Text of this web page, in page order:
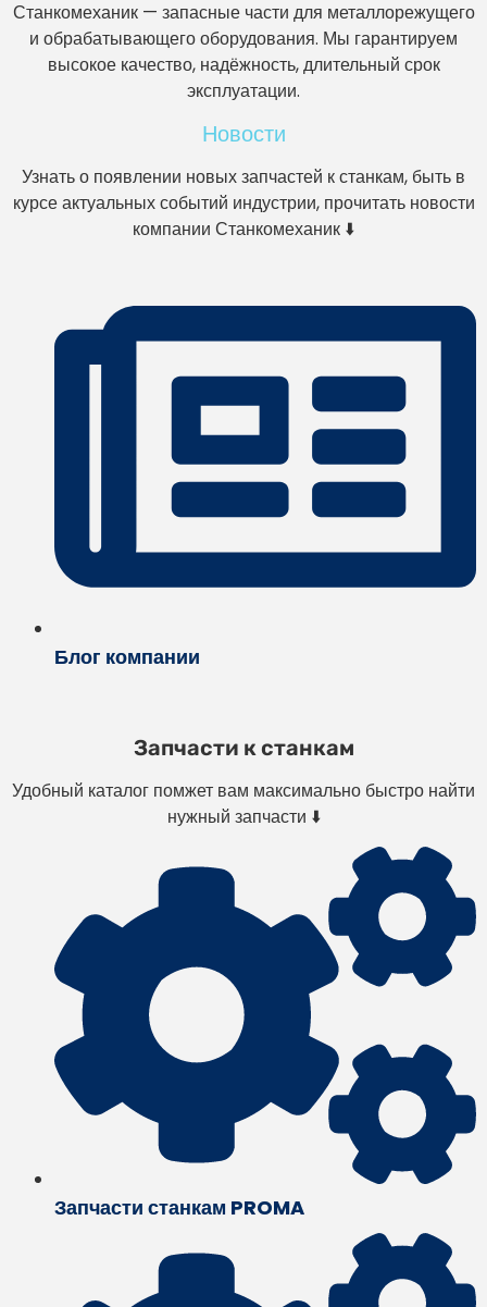
Станкомеханик — запасные части для металлорежущего
и обрабатывающего оборудования. Мы гарантируем
высокое качество, надёжность, длительный срок
эксплуатации.
Новости
Узнать о появлении новых запчастей к станкам, быть в
курсе актуальных событий индустрии, прочитать новости
компании Станкомеханик ⬇️
Блог компании
Запчасти к станкам
Удобный каталог помжет вам максимально быстро найти
нужный запчасти ⬇️
Запчасти станкам PROMA